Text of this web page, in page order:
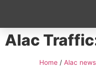
Alac
Home / Alac news